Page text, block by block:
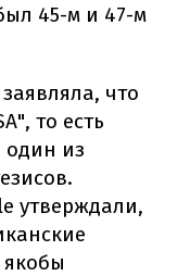
45-м и 47-м
что
то есть
из
утверждали,